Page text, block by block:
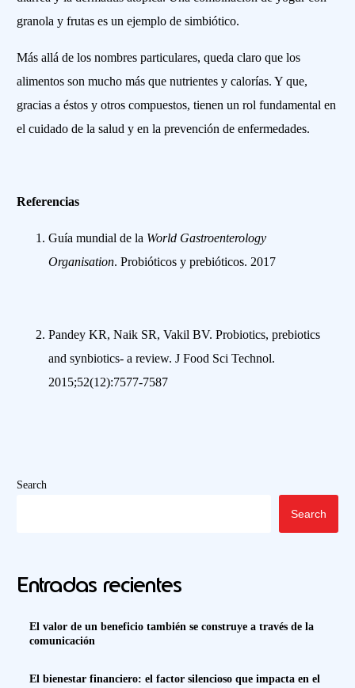
granola y frutas es un ejemplo de simbiótico.
Más allá de los nombres particulares, queda claro que los
alimentos son mucho más que nutrientes y calorías. Y que,
gracias a éstos y otros compuestos, tienen un rol fundamental en
el cuidado de la salud y en la prevención de enfermedades.
Referencias
Guía mundial de la World Gastroenterology
Organisation. Probióticos y prebióticos. 2017
Pandey KR, Naik SR, Vakil BV. Probiotics, prebiotics
and synbiotics- a review. J Food Sci Technol.
2015;52(12):7577-7587
Search
Search
Entradas recientes
El valor de un beneficio también se construye a través de la
comunicación
El bienestar financiero: el factor silencioso que impacta en el